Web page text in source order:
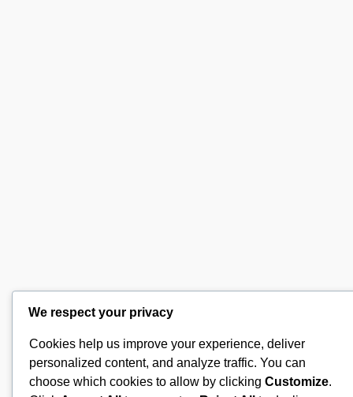
We respect your privacy
Cookies help us improve your experience, deliver
personalized content, and analyze traffic. You can
choose which cookies to allow by clicking Customize.